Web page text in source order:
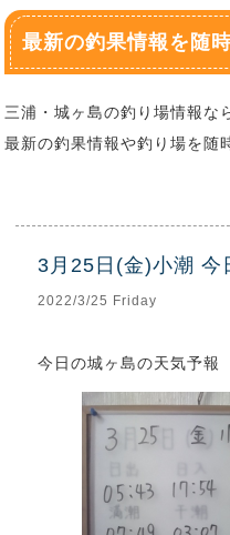
最新の釣果情報を随
三浦・城ヶ島の釣り場情報な
最新の釣果情報や釣り場を随
3月25日(金)小潮 今
2022/3/25 Friday
今日の城ヶ島の天気予報